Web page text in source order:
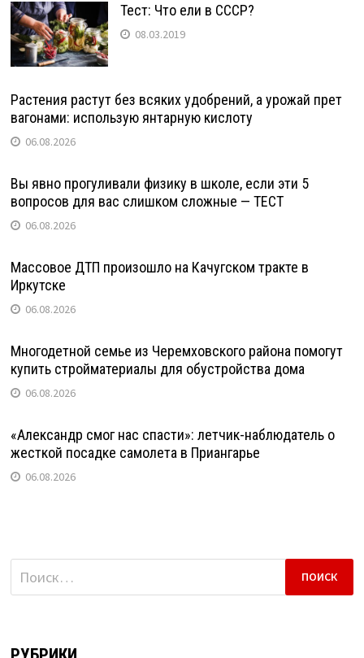
Тест: Что ели в СССР?
08.03.2019
Растения растут без всяких удобрений, а урожай прет
вагонами: использую янтарную кислоту
06.08.2026
Вы явно прогуливали физику в школе, если эти 5
вопросов для вас слишком сложные — ТЕСТ
06.08.2026
Массовое ДТП произошло на Качугском тракте в
Иркутске
06.08.2026
Многодетной семье из Черемховского района помогут
купить стройматериалы для обустройства дома
06.08.2026
«Александр смог нас спасти»: летчик-наблюдатель о
жесткой посадке самолета в Приангарье
06.08.2026
Найти: